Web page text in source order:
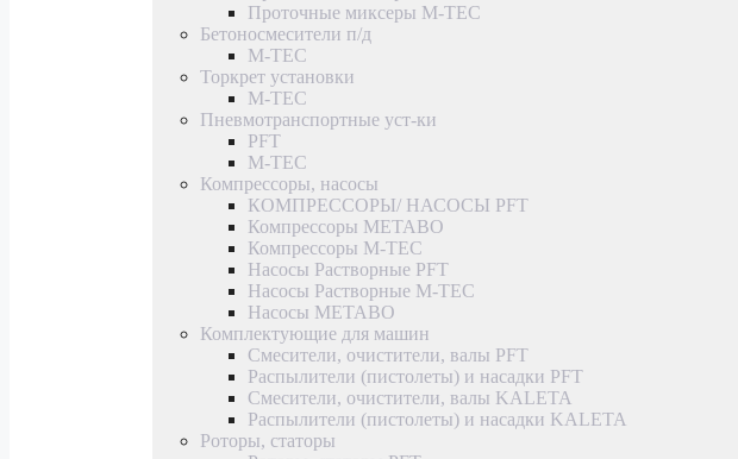
Проточные миксеры M-TEC
Бетоносмесители п/д
M-TEC
Торкрет установки
M-TEC
Пневмотранспортные уст-ки
PFT
M-TEC
Компрессоры, насосы
КОМПРЕССОРЫ/ НАСОСЫ PFT
Компрессоры METABO
Компрессоры M-TEC
Насосы Растворные PFT
Насосы Растворные M-TEC
Насосы METABO
Комплектующие для машин
Смесители, очистители, валы PFT
Распылители (пистолеты) и насадки PFT
Смесители, очистители, валы KALETA
Распылители (пистолеты) и насадки KALETA
Роторы, статоры